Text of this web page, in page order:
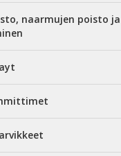
naarmujen poisto ja